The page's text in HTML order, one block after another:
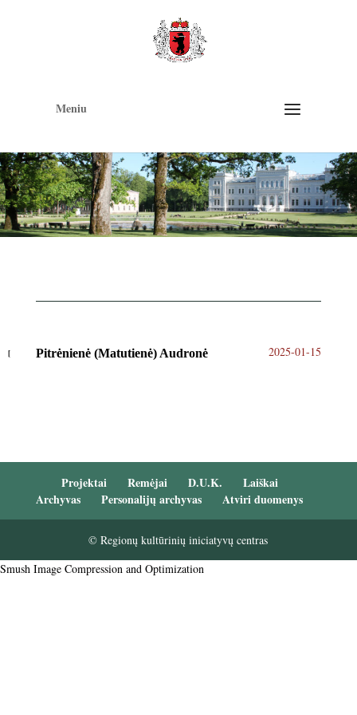
Meniu
Pitrėnienė (Matutienė) Audronė 2025-01-15
Projektai Remėjai D.U.K.
Laiškai
Archyvas
Personalijų archyvas Atviri duomenys
© Regionų kultūrinių iniciatyvų centras
Smush Image Compression and Optimization